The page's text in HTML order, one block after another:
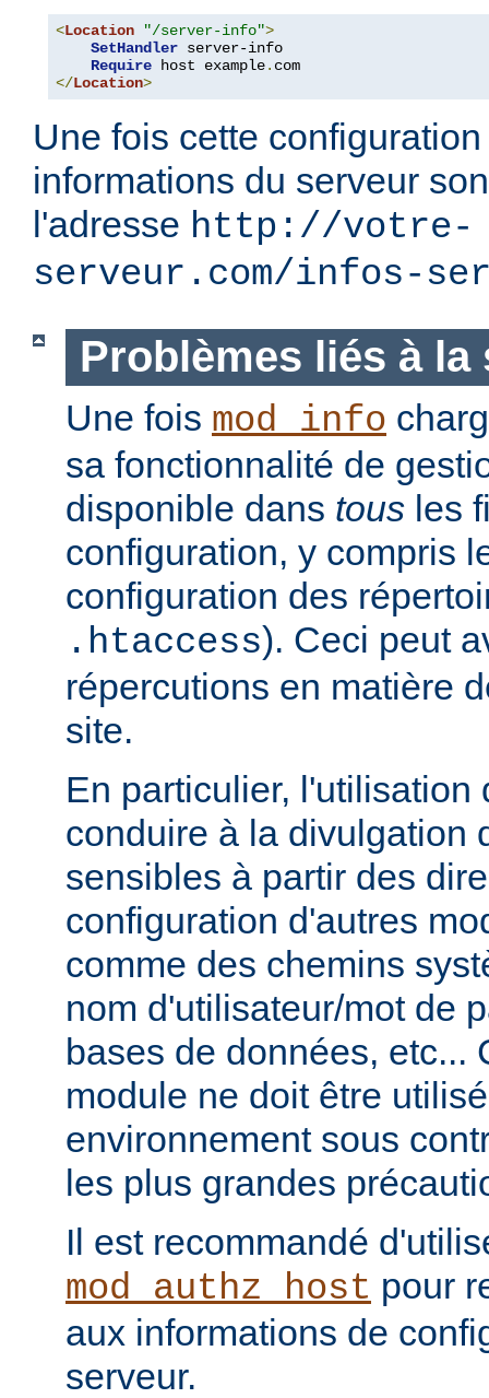
<Location "/server-info">
SetHandler server-info
Require host example.
</Location>
Une fois cette
informations du serveur
l'adresse http://votre-
serveur.com/infos-
Problèmes liés à la
Une fois mod_info
sa fonctionnalité de
disponible dans tous les
configuration, y compris
configuration des
.htaccess). Ceci peut
répercutions en matière
site.
En particulier, l'utilisation
conduire à la divulgation
sensibles à partir des
configuration d'autres
comme des chemins
nom d'utilisateur/mot de
bases de données, etc...
module ne doit être
environnement sous
les plus grandes
Il est recommandé
mod_authz_host pour
aux informations de
serveur.